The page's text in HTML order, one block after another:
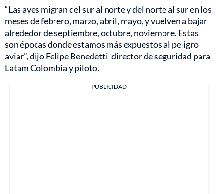
“Las aves migran del sur al norte y del norte al sur en los
meses de febrero, marzo, abril, mayo, y vuelven a bajar
alrededor de septiembre, octubre, noviembre. Estas
son épocas donde estamos más expuestos al peligro
aviar”, dijo Felipe Benedetti, director de seguridad para
Latam Colombia y piloto.
PUBLICIDAD